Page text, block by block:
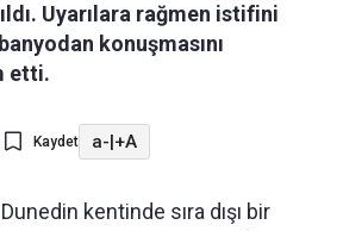
Uyarılara rağmen istifini
konuşmasını
etti.
Kaydet a-|+A
kentinde sıra dışı bir